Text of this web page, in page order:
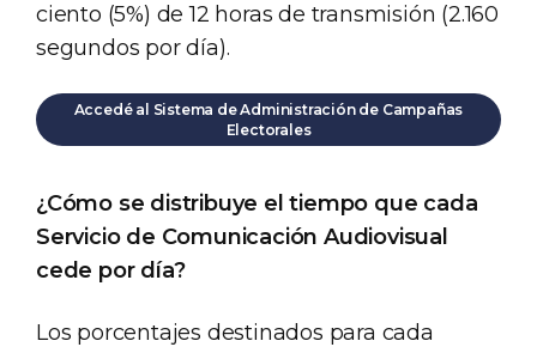
ciento (5%) de 12 horas de transmisión (2.160
segundos por día).
Accedé al Sistema de Administración de Campañas
Electorales
¿Cómo se distribuye el tiempo que cada
Servicio de Comunicación Audiovisual
cede por día?
Los porcentajes destinados para cada